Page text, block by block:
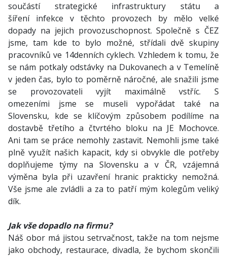
součástí strategické infrastruktury státu a
šíření infekce v těchto provozech by mělo velké
dopady na jejich provozuschopnost. Společně s ČEZ
jsme, tam kde to bylo možné, střídali dvě skupiny
pracovníků ve 14denních cyklech. Vzhledem k tomu, že
se nám potkaly odstávky na Dukovanech a v Temelíně
v jeden čas, bylo to poměrně náročné, ale snažili jsme
se provozovateli vyjít maximálně vstříc. S
omezeními jsme se museli vypořádat také na
Slovensku, kde se klíčovým způsobem podílíme na
dostavbě třetího a čtvrtého bloku na JE Mochovce.
Ani tam se práce nemohly zastavit. Nemohli jsme také
plně využít našich kapacit, kdy si obvykle dle potřeby
doplňujeme týmy na Slovensku a v ČR, vzájemná
výměna byla při uzavření hranic prakticky nemožná.
Vše jsme ale zvládli a za to patří mým kolegům veliký
dík.
Jak vše dopadlo na firmu?
Náš obor má jistou setrvačnost, takže na tom nejsme
jako obchody, restaurace, divadla, že bychom skončili